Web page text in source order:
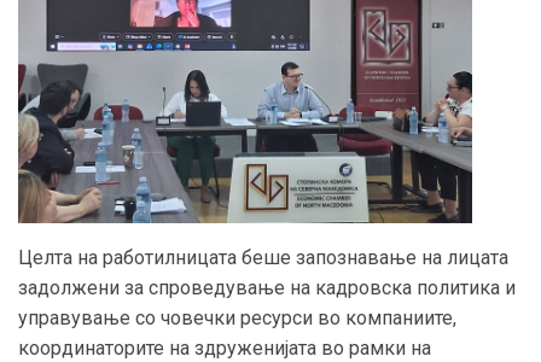
Целта на работилницата беше запознавање на лицата
задолжени за спроведување на кадровска политика и
управување со човечки ресурси во компаниите,
координаторите на здруженијата во рамки на